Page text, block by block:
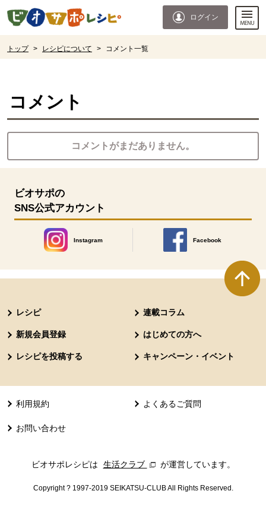
ページの先頭です。
ログイン
トップ > レシピについて > コメント一覧
コメント
コメントがまだありません。
ビオサポの
SNS公式アカウント
Instagram
別のウィンドウで開きます。
Facebook
別のウィンドウで開きます
レシピ 連載コラム
新規会員登録 はじめての方へ
レシピを投稿する キャンペーン・イベント
利用規約 よくあるご質問
お問い合わせ
ビオサポレシピは 生活クラブ 別のウィンドウで開きます。
が運営しています。
Copyright ? 1997-2019 SEIKATSU-CLUB All Rights Reserved.